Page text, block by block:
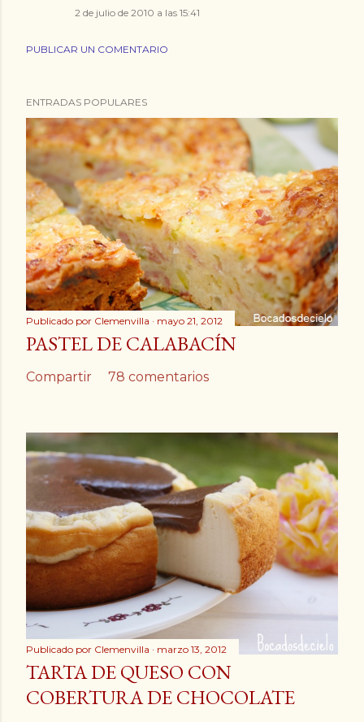
2 de julio de 2010 a las 15:41
PUBLICAR UN COMENTARIO
ENTRADAS POPULARES
Publicado por Clemenvilla mayo 21, 2012
PASTEL DE CALABACÍN
Compartir 78 comentarios
Publicado por Clemenvilla marzo 13, 2012
TARTA DE QUESO CON
COBERTURA DE CHOCOLATE